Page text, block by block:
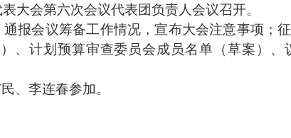
会第六次会议代表团负责人会议召开。
会议筹备工作情况，宣布大会注意事项；
、计划预算审查委员会成员名单（草案）
李连春参加。